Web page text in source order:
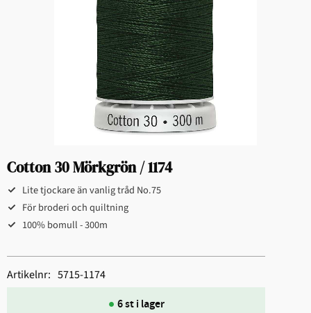
Cotton 30 Mörkgrön / 1174
Lite tjockare än vanlig tråd No.75
För broderi och quiltning​
100% bomull - 300m
6 st i lager
Artikelnr 5715-1174